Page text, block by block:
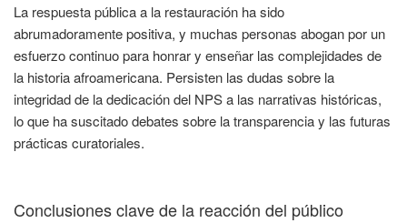
La respuesta pública a la restauración ha sido
abrumadoramente positiva, y muchas personas abogan por un
esfuerzo continuo para honrar y enseñar las complejidades de
la historia afroamericana. Persisten las dudas sobre la
integridad de la dedicación del NPS a las narrativas históricas,
lo que ha suscitado debates sobre la transparencia y las futuras
prácticas curatoriales.
Conclusiones clave de la reacción del público